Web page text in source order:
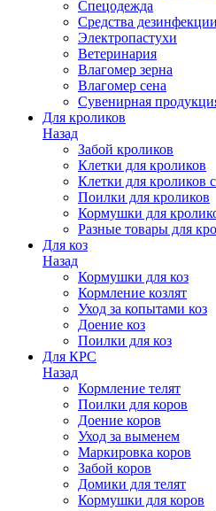
Спецодежда
Средства дезинфекции
Электропастухи
Ветеринария
Влагомер зерна
Влагомер сена
Сувенирная
Для кроликов
Назад
Забой кроликов
Клетки для кроликов
Клетки для кроликов
Поилки для кроликов
Кормушки для
Разные товары для
Для коз
Назад
Кормушки для коз
Кормление козлят
Уход за копытами коз
Доение коз
Поилки для коз
Для КРС
Назад
Кормление телят
Поилки для коров
Доение коров
Уход за выменем
Маркировка коров
Забой коров
Домики для телят
Кормушки для коров